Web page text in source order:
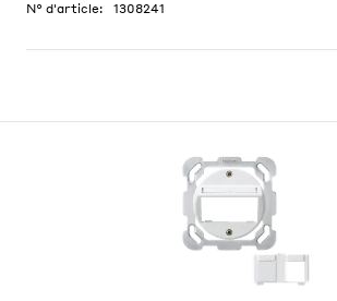
N° d'article:
1308241